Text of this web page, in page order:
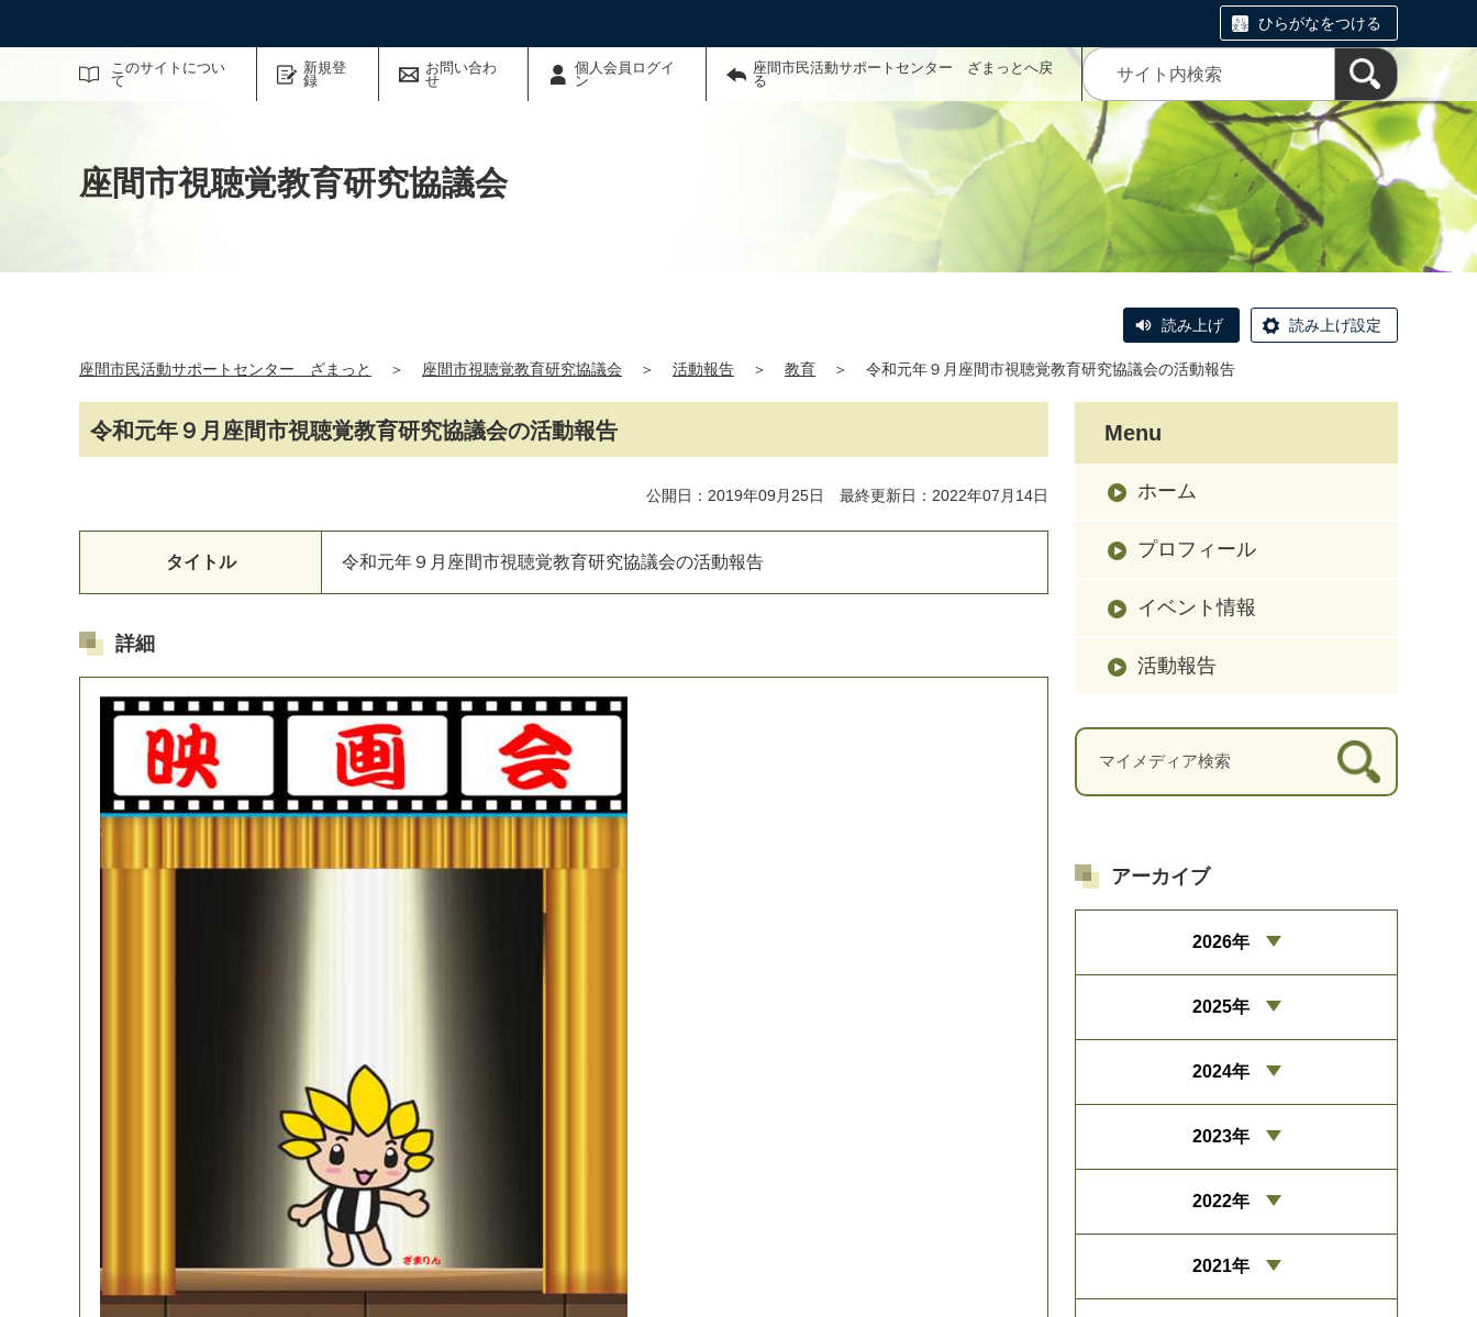
ひらがなをつける
このサイトについ
て
新規登
録
お問い合わ
せ
個人会員ログイ
ン
座間市民活動サポートセンター ざまっとへ戻
る
サイト内検索
座間市視聴覚教育研究協議会
読み上げ 読み上げ設定
座間市民活動サポートセンター ざまっと ＞ 座間市視聴覚教育研究協議会 ＞ 活動報告 ＞ 教育 ＞ 令和元年９月座間市視聴覚教育研究協議会の活動報告
令和元年９月座間市視聴覚教育研究協議会の活動報告
公開日：2019年09月25日 最終更新日：2022年07月14日
タイトル 令和元年９月座間市視聴覚教育研究協議会の活動報告
詳細
Menu
ホーム
プロフィール
イベント情報
活動報告
アーカイブ
2026年
2025年
2024年
2023年
2022年
2021年